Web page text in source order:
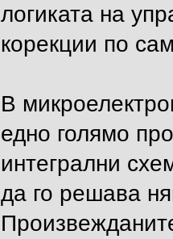
логиката на
корекции по
В
едно голямо
интегрални
да го решава